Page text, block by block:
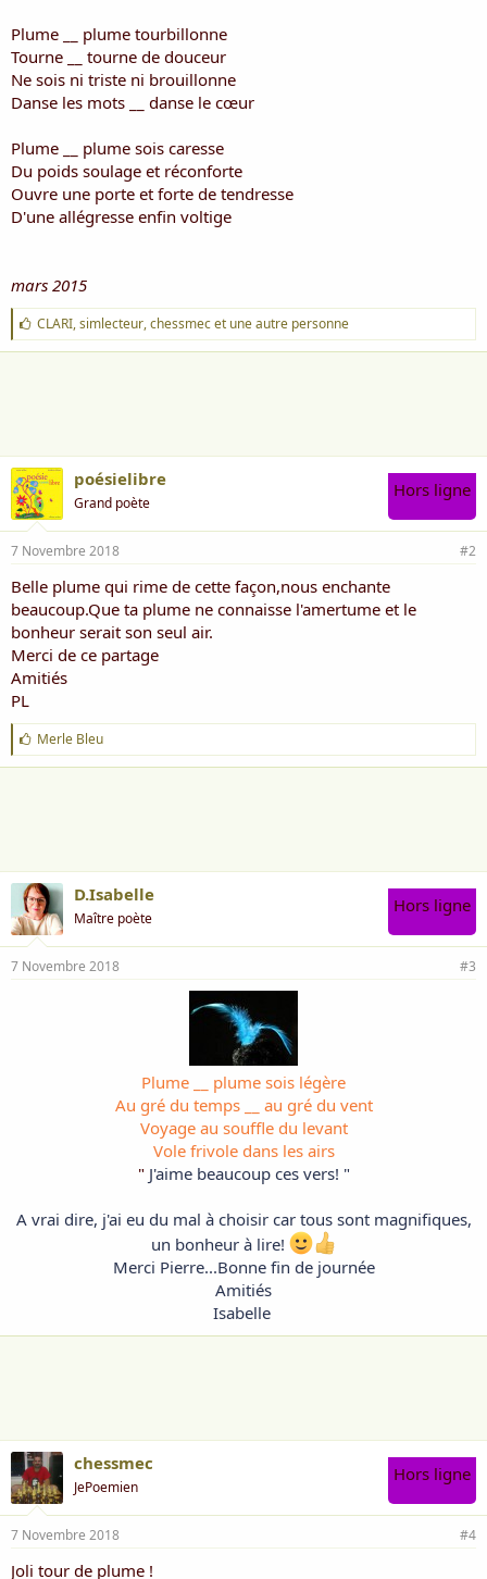
Plume __ plume tourbillonne
Tourne __ tourne de douceur
Ne sois ni triste ni brouillonne
Danse les mots __ danse le cœur
Plume __ plume sois caresse
Du poids soulage et réconforte
Ouvre une porte et forte de tendresse
D'une allégresse enfin voltige
mars 2015
J
'
a
CLARI,simlecteur,chessmecet une autre personne
poésielibre
Grand poète
Hors ligne
7 Novembre 2018 #2
Belle plume qui rime de cette façon,nous enchante
beaucoup.Que ta plume ne connaisse l'amertume et le
bonheur serait son seul air.
Merci de ce partage
Amitiés
PL
J
'
a
Merle Bleu
D.Isabelle
Maître poète
Hors ligne
7 Novembre 2018 #3
Plume __ plume sois légère
Au gré du temps __ au gré du vent
Voyage au souffle du levant
Vole frivole dans les airs
" J'aime beaucoup ces vers! "
A vrai dire, j'ai eu du mal à choisir car tous sont magnifiques,
un bonheur à lire!
Merci Pierre...Bonne fin de journée
Amitiés
Isabelle
chessmec
JePoemien
Hors ligne
7 Novembre 2018 #4
Joli tour de plume !